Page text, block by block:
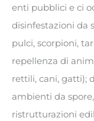
enti pubblici e ci
disinfestazioni da
pulci, scorpioni,
repellenza di
rettili, cani, gatti);
ambienti da
ristrutturazioni